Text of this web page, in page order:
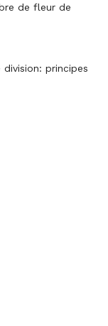
de fleur de
principes